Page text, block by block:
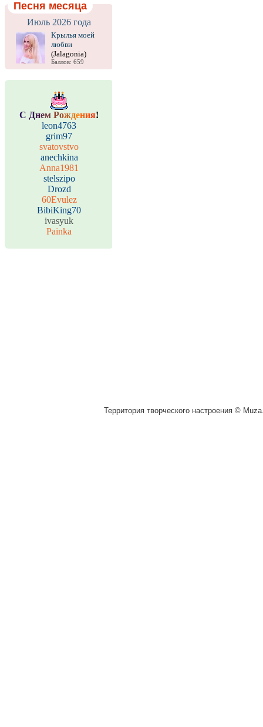
Песня месяца
Июль 2026 года
Крылья моей
любви
(Jalagonia)
Баллов: 659
С Днем Рождения!
leon4763
grim97
svatovstvo
anechkina
Anna1981
stelszipo
Drozd
60Evulez
BibiKing70
ivasyuk
Painka
Территория творческого настроения ©